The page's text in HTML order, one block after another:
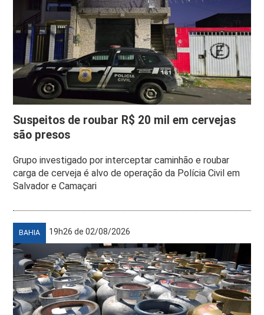
Suspeitos de roubar R$ 20 mil em cervejas
são presos
Grupo investigado por interceptar caminhão e roubar
carga de cerveja é alvo de operação da Polícia Civil em
Salvador e Camaçari
BAHIA 19h26 de 02/08/2026